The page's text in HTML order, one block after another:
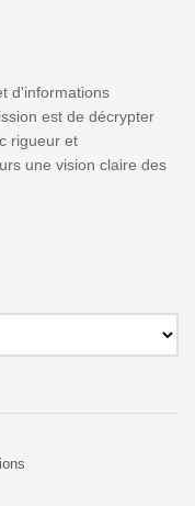
d'informations
est de décrypter
rigueur et
une vision claire des